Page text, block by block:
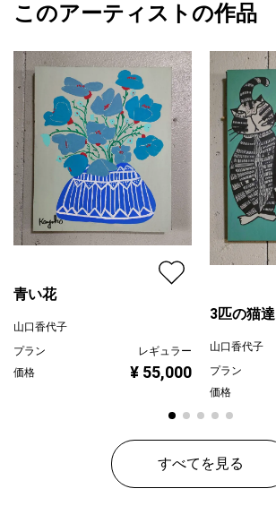
カラー
赤
緑
ジャンル
花・植物
配送目安
二週間以内
山口香代子
このアーティストの作品
青い花
山口香代子
プラン
レギュラー
価格
¥ 55,000
3匹の猫達
山口香代子
プラン
価格
すべてを見る